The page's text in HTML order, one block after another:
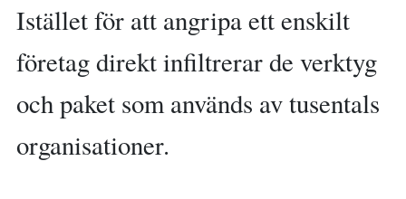
Istället för att angripa ett enskilt
företag direkt infiltrerar de verktyg
och paket som används av tusentals
organisationer.